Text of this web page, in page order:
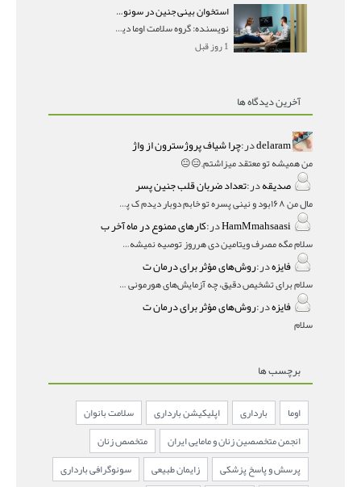
استخوان بینی جنین در سونوگرافی؛ دیده نشدن یا دیر تشکیل شدن آن چه معنایی دارد؟
نویسنده: گروه سلامت اوما دیده نشدن استخوان بینی جن
1 روز قبل
آخرین دیدگاه ها
delaramدر:چرا شیاف پروژسترون از واژ
من همیشه تو معتقد میزاشتم,,😑😐
صدیقهدر:تعداد ضربان قلب جنین پسر
مال من ۱۶۸بود و نینی پسره تو خابم دوبار دیدم ک پسره
HamMmahsaasiدر:کارهای ممنوع در ماه آخر ب
سلام مگه مصرف ویتامین دی هرروز توصیه نمیشه؟درمقاله میگه
فایزهدر:روش‌های مؤثر برای درمان ت
سلام برای تشخیص دقیق، چه آزمایش‌های هورمونی و چه سونوگر
فایزهدر:روش‌های مؤثر برای درمان ت
سلام
برچسب ها
اوما بارداری اپلیکیشن بارداری
سلامت بانوان
انجمن متخصصین زنان و مامایی ایران
متخصص زنان
پرسش و پاسخ پزشکی
زایمان طبیعی
سونوگرافی بارداری